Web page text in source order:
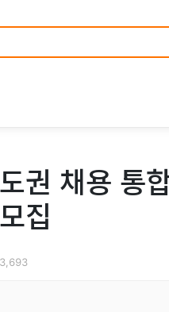
권 채용 통
집
3,693